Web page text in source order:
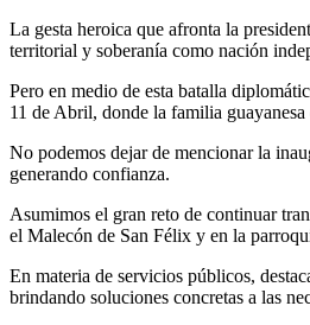
La gesta heroica que afronta la
territorial y soberanía como nación
Pero en medio de esta batalla
11 de Abril, donde la familia
No podemos dejar de mencionar la
generando confianza.
Asumimos el gran reto de continuar
el Malecón de San Félix y en la
En materia de servicios públicos,
brindando soluciones concretas a las